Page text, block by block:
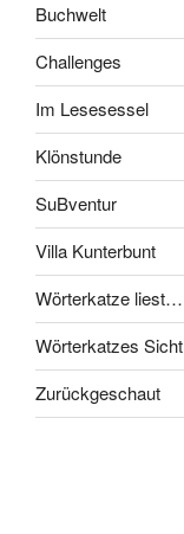
Buchwelt
Challenges
Im Lesesessel
Klönstunde
SuBventur
Villa Kunterbunt
Wörterkatze liest…
Wörterkatzes Sicht
Zurückgeschaut